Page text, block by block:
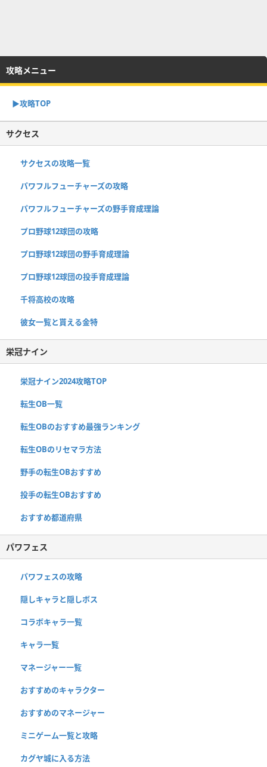
攻略メニュー
▶︎攻略TOP
サクセス
サクセスの攻略一覧
パワフルフューチャーズの攻略
パワフルフューチャーズの野手育成理論
プロ野球12球団の攻略
プロ野球12球団の野手育成理論
プロ野球12球団の投手育成理論
千将高校の攻略
彼女一覧と貰える金特
栄冠ナイン
栄冠ナイン2024攻略TOP
転生OB一覧
転生OBのおすすめ最強ランキング
転生OBのリセマラ方法
野手の転生OBおすすめ
投手の転生OBおすすめ
おすすめ都道府県
パワフェス
パワフェスの攻略
隠しキャラと隠しボス
コラボキャラ一覧
キャラ一覧
マネージャー一覧
おすすめのキャラクター
おすすめのマネージャー
ミニゲーム一覧と攻略
カグヤ城に入る方法